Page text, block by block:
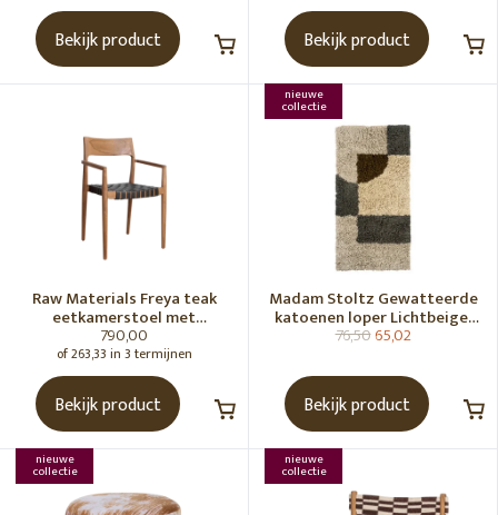
Bekijk product Bekijk product
Raw Materials Freya teak
eetkamerstoel met
armleuning - Zwart (set of 2)
790,00
of 263,33 in 3 termijnen
Bekijk product
nieuwe
collectie
Madam Stoltz Gewatteerde
katoenen loper Lichtbeige,
gebroken wit, grijs, groen
76,5065,02
Bekijk product
nieuwe
collectie
nieuwe
collectie